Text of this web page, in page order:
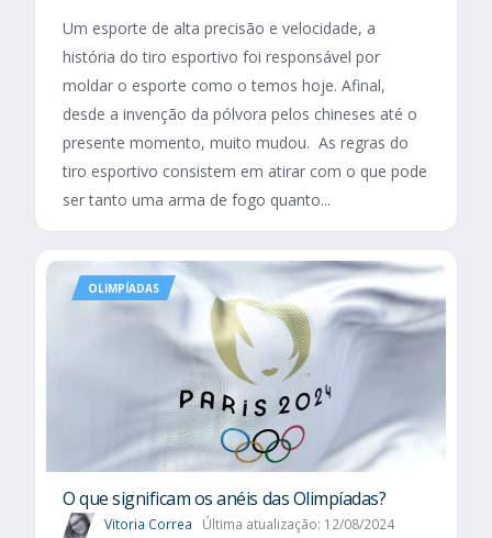
Um esporte de alta precisão e velocidade, a
história do tiro esportivo foi responsável por
moldar o esporte como o temos hoje. Afinal,
desde a invenção da pólvora pelos chineses até o
presente momento, muito mudou. As regras do
tiro esportivo consistem em atirar com o que pode
ser tanto uma arma de fogo quanto...
OLIMPÍADAS
O que significam os anéis das Olimpíadas?
Vitoria Correa Última atualização: 12/08/2024